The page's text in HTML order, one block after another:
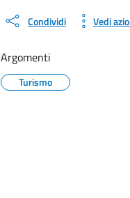
Condividi Vedi
Argomenti
Turismo